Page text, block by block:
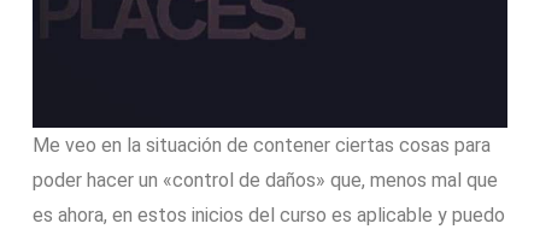
Me veo en la situación de contener ciertas cosas para
poder hacer un «control de daños» que, menos mal que
es ahora, en estos inicios del curso es aplicable y puedo